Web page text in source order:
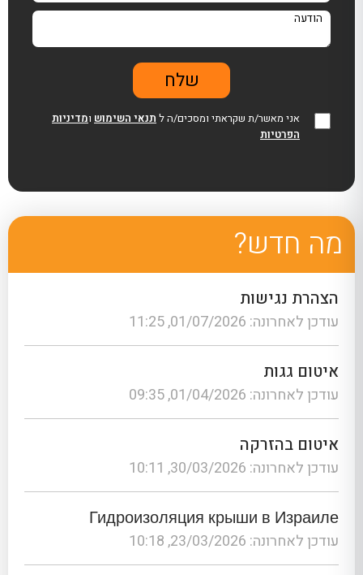
אני מאשר/ת שקראתי ומסכים/ה ל תנאי השימוש ומדיניות
הפרטיות
מה חדש?
הצהרת נגישות
עודכן לאחרונה: 01/07/2026, 11:25
איטום גגות
עודכן לאחרונה: 01/04/2026, 09:35
איטום בהזרקה
עודכן לאחרונה: 30/03/2026, 10:11
Гидроизоляция крыши в Израиле
עודכן לאחרונה: 23/03/2026, 10:18